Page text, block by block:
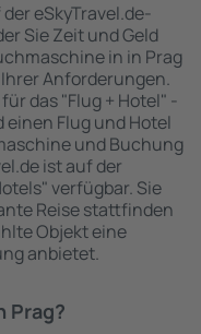
eSkyTravel.de-
Sie Zeit und Geld
in in Prag
Anforderungen.
das "Flug + Hotel" -
einen Flug und Hotel
und Buchung
ist auf der
verfügbar. Sie
Reise stattfinden
Objekt eine
anbietet.
Prag?